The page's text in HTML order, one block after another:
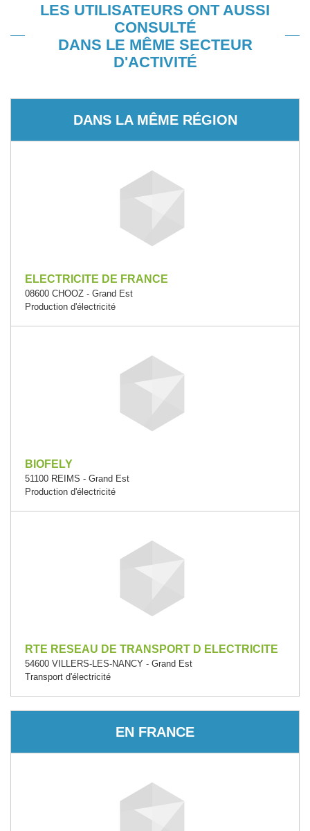
LES UTILISATEURS ONT AUSSI
CONSULTÉ
DANS LE MÊME SECTEUR
D'ACTIVITÉ
DANS LA MÊME RÉGION
ELECTRICITE DE FRANCE
08600 CHOOZ - Grand Est
Production d'électricité
BIOFELY
51100 REIMS - Grand Est
Production d'électricité
RTE RESEAU DE TRANSPORT D ELECTRICITE
54600 VILLERS-LES-NANCY - Grand Est
Transport d'électricité
EN FRANCE